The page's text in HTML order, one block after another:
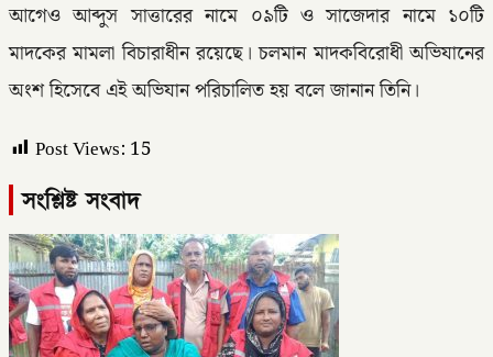
আগেও আব্দুস সাত্তারের নামে ০৯টি ও সাজেদার নামে ১০টি
মাদকের মামলা বিচারাধীন রয়েছে। চলমান মাদকবিরোধী অভিযানের
অংশ হিসেবে এই অভিযান পরিচালিত হয় বলে জানান তিনি।
Post Views: 15
সংশ্লিষ্ট সংবাদ